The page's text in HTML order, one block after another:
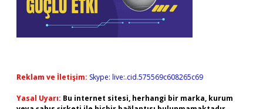
Reklam ve İletişim: Skype: live:.cid.575569c608265c69
Yasal Uyarı: Bu internet sitesi, herhangi bir marka, kurum